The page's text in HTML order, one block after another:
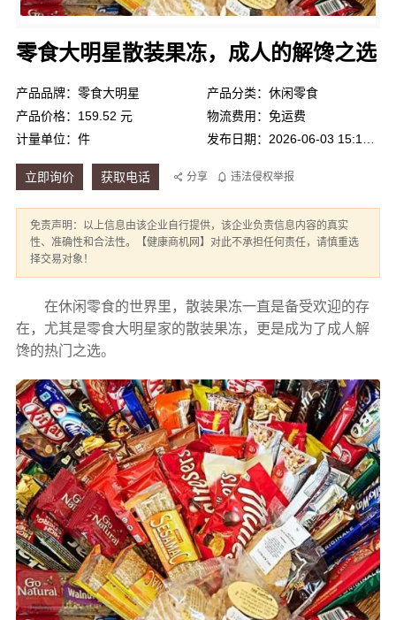
零食大明星散装果冻，成人的解馋之选
产品品牌：零食大明星
产品分类：休闲零食
产品价格：159.52 元
物流费用：免运费
计量单位：件
立即询价 获取电话 分享 违法侵权举报
免责声明：以上信息由该企业自行提供，该企业负责信息内容的真实
性、准确性和合法性。【健康商机网】对此不承担任何责任，请慎重选
择交易对象！
在休闲零食的世界里，散装果冻一直是备受欢迎的存
在，尤其是零食大明星家的散装果冻，更是成为了成人解
馋的热门之选。